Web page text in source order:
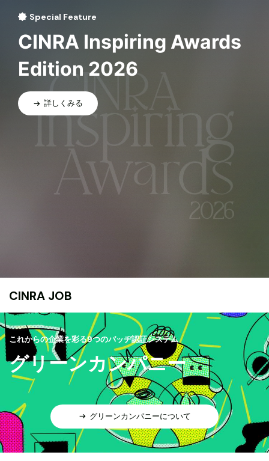
Special Feature
CINRA Inspiring Awards
Edition 2026
詳しくみる
CINRA JOB
これからの企業を彩る9つのバッヂ認証システム
グリーンカンパニー
グリーンカンパニーについて